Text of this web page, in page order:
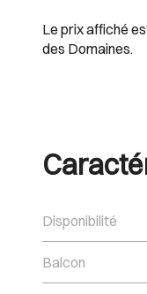
Le prix affiché
des Domaines.
Disponibilité
Balcon